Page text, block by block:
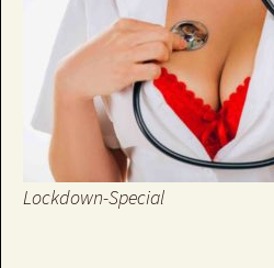
Lockdown-Special